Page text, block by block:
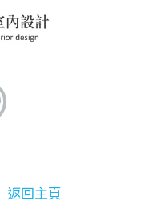
返回主頁